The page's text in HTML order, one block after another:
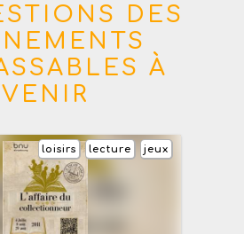
DES
À
VENIR
jeux
lecture
loisirs